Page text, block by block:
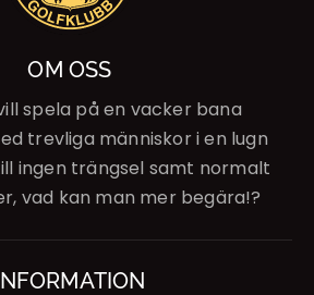
OM OSS
spela på en vacker bana
trevliga människor i en lugn
ingen trängsel samt normalt
vad kan man mer begära!?